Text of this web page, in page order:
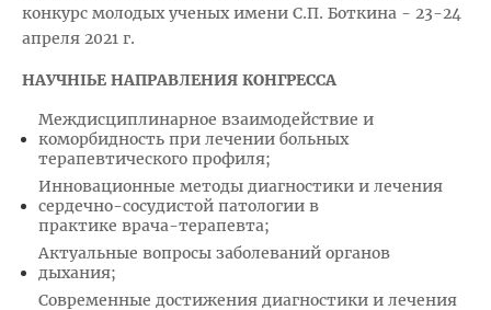
конкурс молодых ученых имени С.П. Боткина - 23-24
апреля 2021 г.
НАУЧНЫЕ НАПРАВЛЕНИЯ КОНГРЕССА
Междисциплинарное взаимодействие и
коморбидность при лечении больных
терапевтического профиля;
Инновационные методы диагностики и лечения
сердечно-сосудистой патологии в
практике врача-терапевта;
Актуальные вопросы заболеваний органов
дыхания;
Современные достижения диагностики и лечения